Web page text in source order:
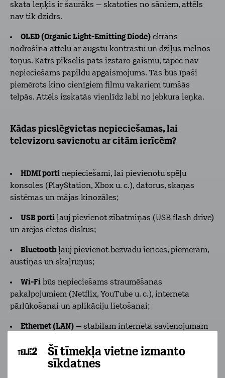
Šī tīmekļa vietne izmanto
sīkdatnes
skata leņķis ir šaurāks – skatoties no sāniem, attēls
nav tik dzidrs.
OLED (Organic Light-Emitting Diode) ekrāns
nodrošina attēlu ar augstu kontrastu un dziļus melnos
toņus. Katrs pikselis pats izstaro gaismu, tāpēc nav
nepieciešams papildu apgaismojums. Tas būs īpaši
piemērots kino cienīgiem filmu vakariem tumšās
telpās. Attēls izskatās vienlīdz labi no jebkura leņka.
Kādas pieslēgvietas nepieciešamas, lai
televizoru savienotu ar citām ierīcēm?
HDMI porti nepieciešami, lai pievienotu spēļu
konsoles (PlayStation, Xbox u. c.), datorus, skaņas
sistēmas un mājas kinozāles;
USB porti ļauj pievienot zibatmiņas (USB flash drive)
un ārējos cietos diskus;
Bluetooth ļauj pievienot bezvadu ierīces, piemēram,
austiņas un skaļruņus;
Wi-Fi būs nepieciešams straumēšanas
pakalpojumiem (Netflix, YouTube u. c.), interneta
pārlūkošanai un aplikāciju lietošanai;
Ethernet (LAN) – stabilam interneta savienojumam
Pirms iegādes pārliecinies, ka televizoram ir visi
nepieciešamie savienojumi atbilstoši Tavām